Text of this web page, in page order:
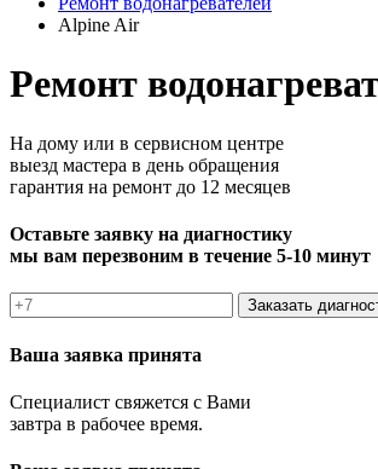
Alpine Air
Ремонт
На дому или в сервисном центре
выезд мастера в день обращения
гарантия на ремонт до 12 месяцев
Оставьте заявку на диагностику
мы вам перезвоним в течение 5-10 минут
Заказать
Ваша заявка принята
Специалист свяжется с Вами
завтра в рабочее время.